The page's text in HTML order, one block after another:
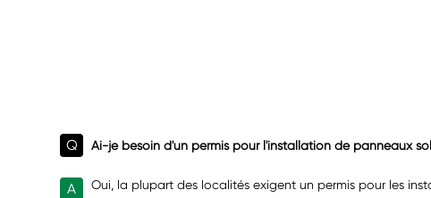
Q Ai-je besoin d'un permis pour l'installation de panneaux
A Oui, la plupart des localités exigent un permis pour les